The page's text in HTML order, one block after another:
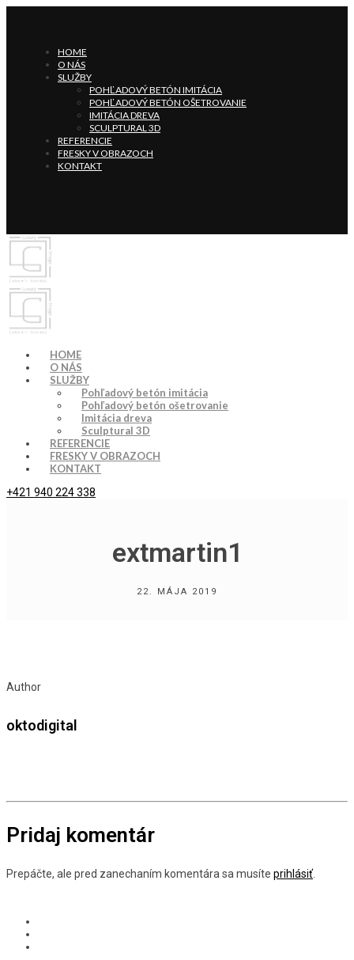
HOME
O NÁS
SLUŽBY
POHĽADOVÝ BETÓN IMITÁCIA
POHĽADOVÝ BETÓN OŠETROVANIE
IMITÁCIA DREVA
SCULPTURAL 3D
REFERENCIE
FRESKY V OBRAZOCH
KONTAKT
HOME
O NÁS
SLUŽBY
Pohľadový betón imitácia
Pohľadový betón ošetrovanie
Imitácia dreva
Sculptural 3D
REFERENCIE
FRESKY V OBRAZOCH
KONTAKT
+421 940 224 338
extmartin1
22. MÁJA 2019
Author
oktodigital
Pridaj komentár
Prepáčte, ale pred zanechaním komentára sa musíte prihlásiť